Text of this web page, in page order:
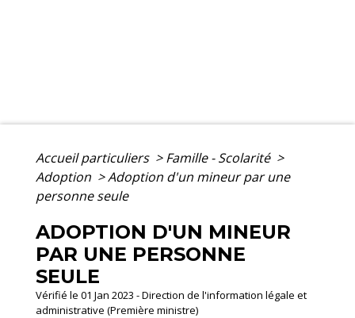
Accueil particuliers > Famille - Scolarité >
Adoption >Adoption d'un mineur par une
personne seule
ADOPTION D'UN MINEUR
PAR UNE PERSONNE
SEULE
Vérifié le 01 Jan 2023 - Direction de l'information légale et
administrative (Première ministre)